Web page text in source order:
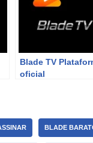
Blade TV
oficial
BLADE